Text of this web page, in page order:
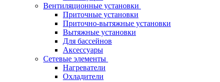
Вентиляционные установки
Приточные установки
Приточно-вытяжные установки
Вытяжные установки
Для бассейнов
Аксессуары
Сетевые элементы
Нагреватели
Охладители